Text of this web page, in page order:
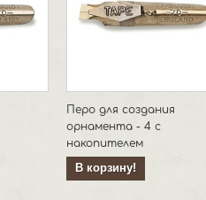
Перо для создания
орнамента - 4 с
накопителем
В корзину!